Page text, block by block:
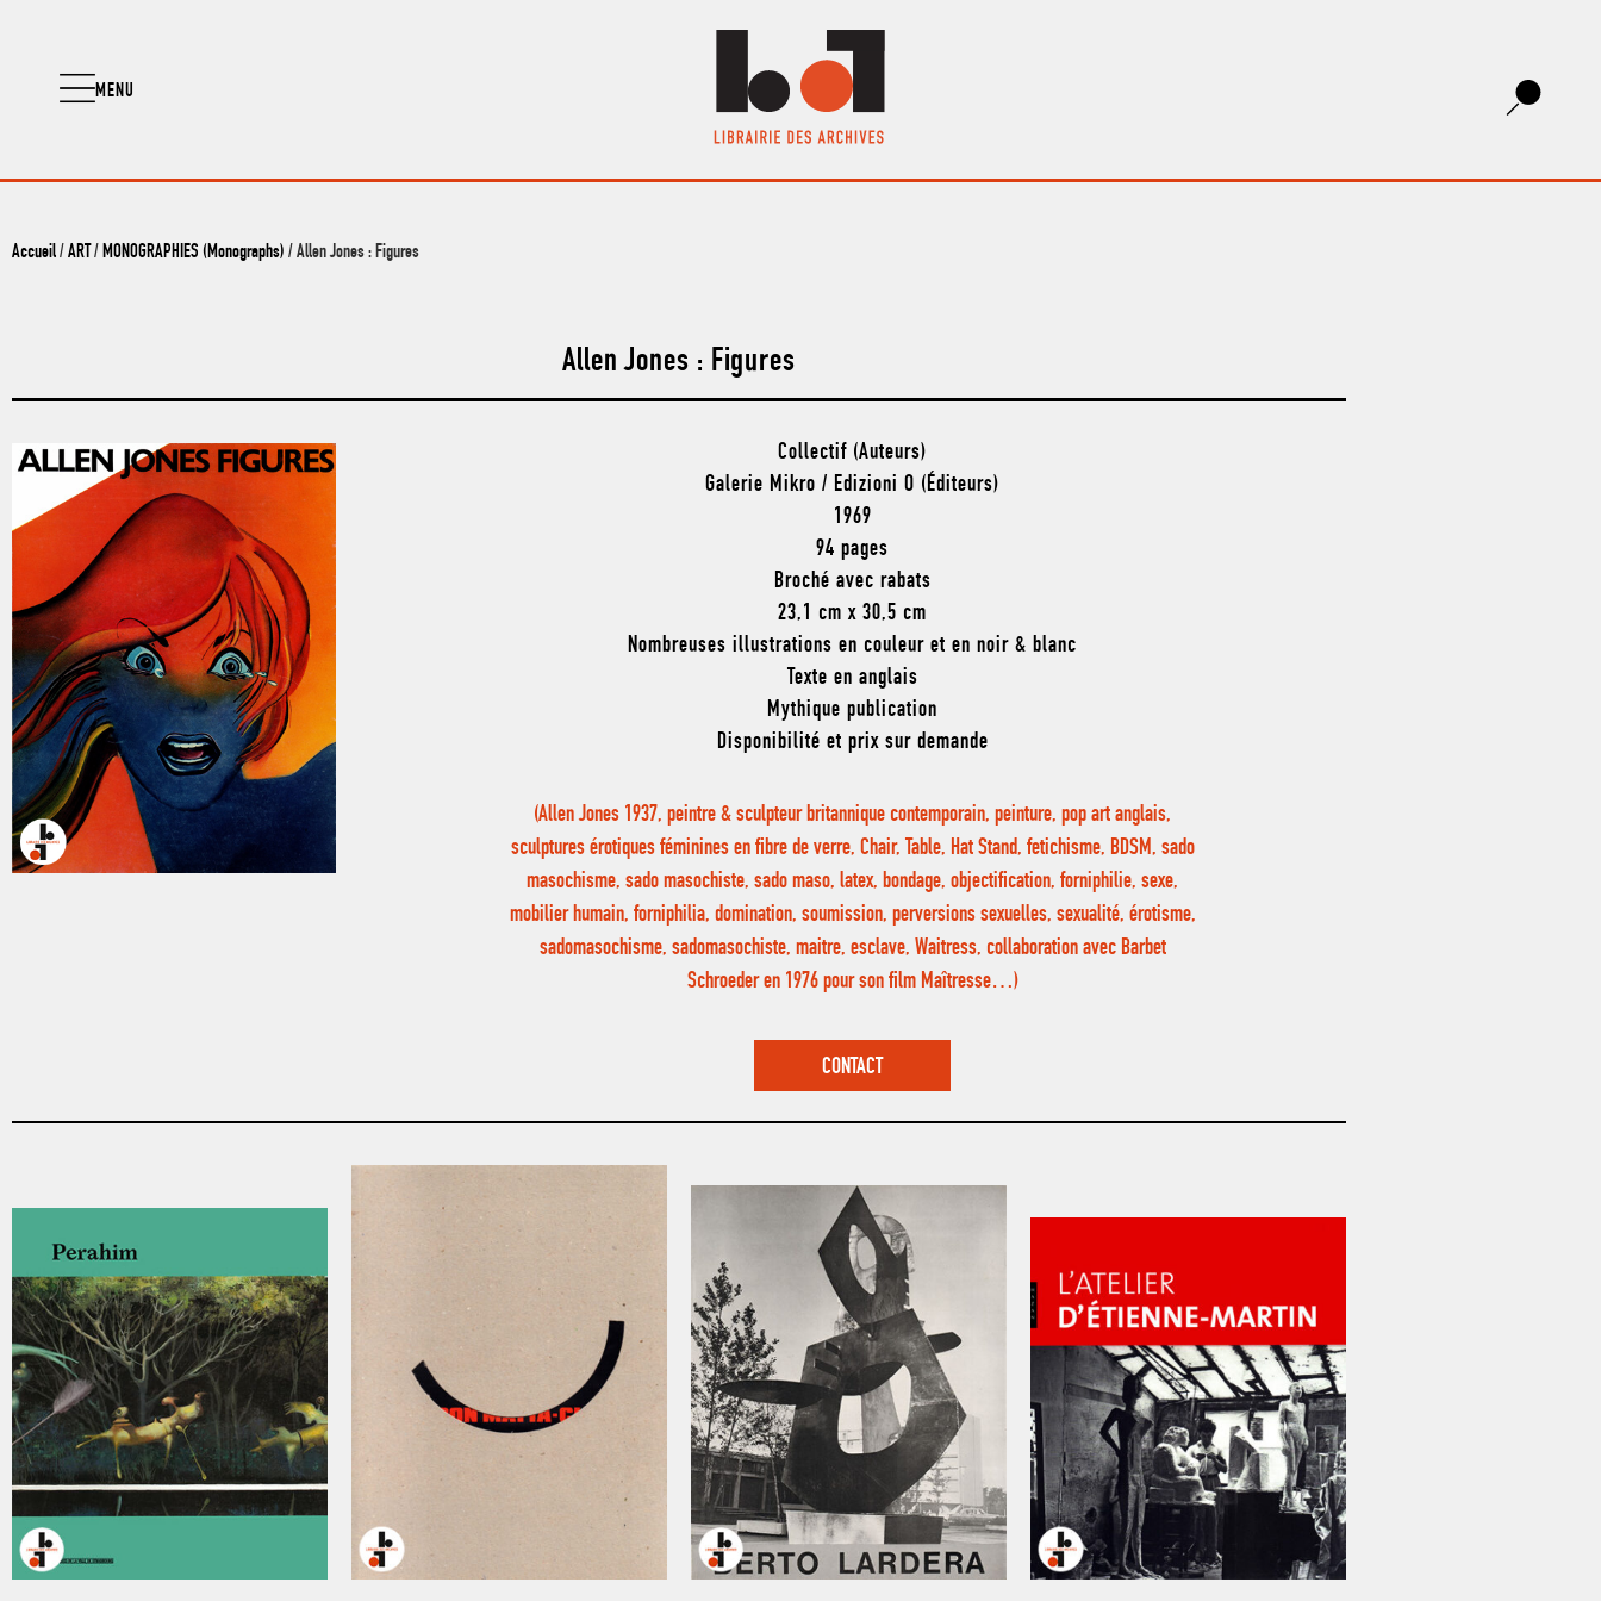
MENU
Accueil/ ART / MONOGRAPHIES (Monographs) / Allen Jones : Figures
Allen Jones : Figures
Collectif (Auteurs)
Galerie Mikro / Edizioni O (Éditeurs)
1969
94 pages
Broché avec rabats
23,1 cm x 30,5 cm
Nombreuses illustrations en couleur et en noir & blanc
Texte en anglais
Mythique publication
Disponibilité et prix sur demande
(Allen Jones 1937, peintre & sculpteur britannique contemporain, peinture, pop art anglais,
sculptures érotiques féminines en fibre de verre, Chair, Table, Hat Stand, fetichisme, BDSM, sado
masochisme, sado masochiste, sado maso, latex, bondage, objectification, forniphilie, sexe,
mobilier humain, forniphilia, domination, soumission, perversions sexuelles, sexualité, érotisme,
sadomasochisme, sadomasochiste, maitre, esclave, Waitress, collaboration avec Barbet
Schroeder en 1976 pour son film Maîtresse…)
CONTACT